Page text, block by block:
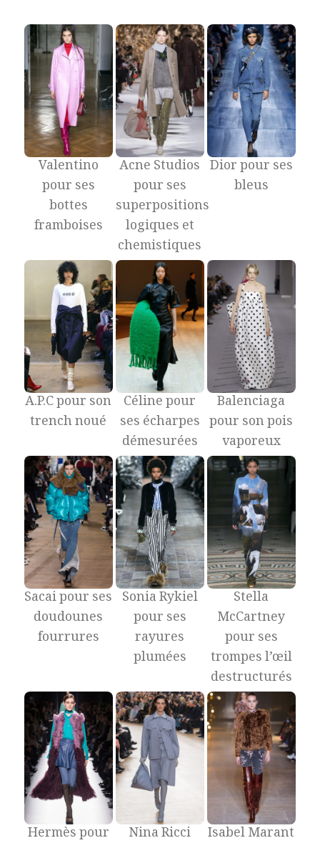
Valentino
pour ses
bottes
framboises
Acne Studios
pour ses
superpositions
logiques et
chemistiques
Dior pour ses
bleus
A.P.C pour son
trench noué
Céline pour
ses écharpes
démesurées
Balenciaga
pour son pois
vaporeux
Sacai pour ses
doudounes
fourrures
Sonia Rykiel
pour ses
rayures
plumées
Stella
McCartney
pour ses
trompes l’œil
destructurés
Hermès pour
Nina Ricci
Isabel Marant